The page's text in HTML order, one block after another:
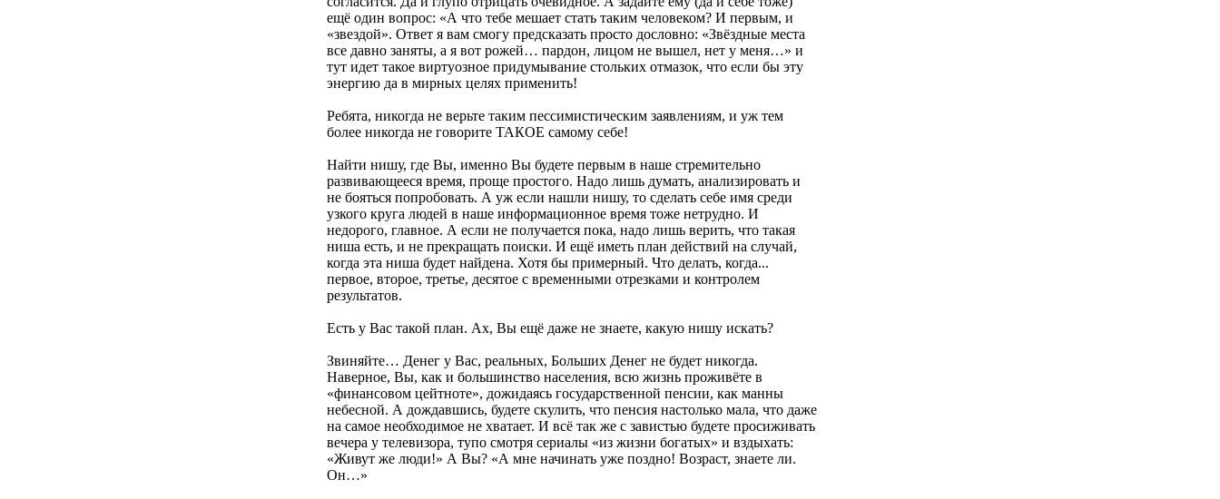
ещё один вопрос: «А что тебе мешает стать таким человеком? И первым, и
«звездой». Ответ я вам смогу предсказать просто дословно: «Звёздные места
все давно заняты, а я вот рожей… пардон, лицом не вышел, нет у меня…» и
тут идет такое виртуозное придумывание стольких отмазок, что если бы эту
энергию да в мирных целях применить!
Ребята, никогда не верьте таким пессимистическим заявлениям, и уж тем
более никогда не говорите ТАКОЕ самому себе!
Найти нишу, где Вы, именно Вы будете первым в наше стремительно
развивающееся время, проще простого. Надо лишь думать, анализировать и
не бояться попробовать. А уж если нашли нишу, то сделать себе имя среди
узкого круга людей в наше информационное время тоже нетрудно. И
недорого, главное. А если не получается пока, надо лишь верить, что такая
ниша есть, и не прекращать поиски. И ещё иметь план действий на случай,
когда эта ниша будет найдена. Хотя бы примерный. Что делать, когда...
первое, второе, третье, десятое с временными отрезками и контролем
результатов.
Есть у Вас такой план. Ах, Вы ещё даже не знаете, какую нишу искать?
Звиняйте… Денег у Вас, реальных, Больших Денег не будет никогда.
Наверное, Вы, как и большинство населения, всю жизнь проживёте в
«финансовом цейтноте», дожидаясь государственной пенсии, как манны
небесной. А дождавшись, будете скулить, что пенсия настолько мала, что даже
на самое необходимое не хватает. И всё так же с завистью будете просиживать
вечера у телевизора, тупо смотря сериалы «из жизни богатых» и вздыхать:
«Живут же люди!» А Вы? «А мне начинать уже поздно! Возраст, знаете ли.
Он…»